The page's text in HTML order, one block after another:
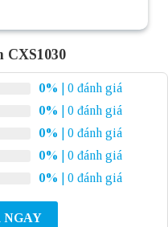
0%
| 0 đánh giá
0%
| 0 đánh giá
0%
| 0 đánh giá
0%
| 0 đánh giá
0% | 0 đánh giá